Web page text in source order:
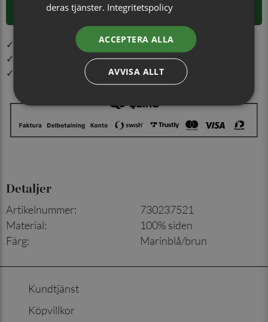
LÄGG I VARUKORGEN
✓ Öppet köp i 30 dagar ✓ Fri frakt från 499 kr
✓ Din beställning skickas inom 1-2 vardagar
✓ Snabb leverans från vårt lager i Jönköping
Detaljer
Artikelnummer:
730237521
Material:
100% siden
Färg: Marinblå/brun
Kundtjänst
Köpvillkor
deras tjänster. Integritetspolicy
ACCEPTERA ALLA
AVVISA ALLT